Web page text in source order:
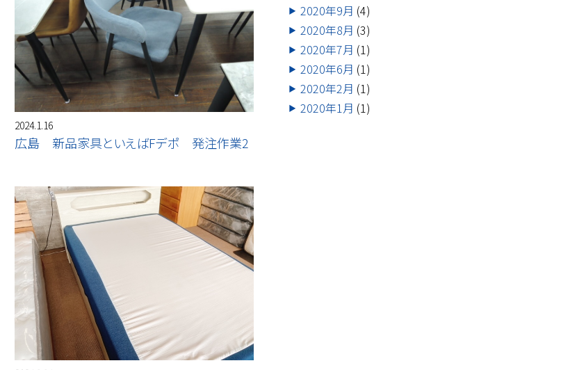
2024.1.16
広島 新品家具といえばFデポ 発注作業2
2020年9月 (4)
2020年8月 (3)
2020年7月 (1)
2020年6月 (1)
2020年2月 (1)
2020年1月 (1)